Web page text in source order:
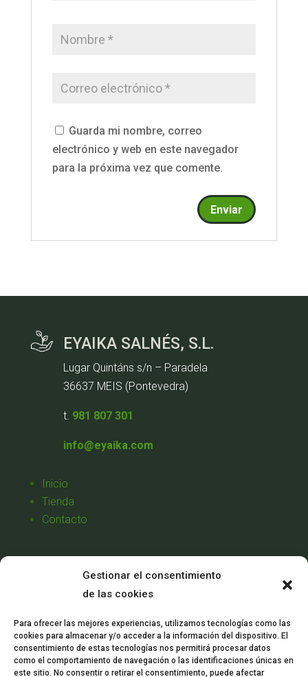
Gestionar el consentimiento
de las cookies
Para ofrecer las mejores experiencias, utilizamos tecnologías como las
cookies para almacenar y/o acceder a la información del dispositivo. El
consentimiento de estas tecnologías nos permitirá procesar datos
como el comportamiento de navegación o las identificaciones únicas en
este sitio. No consentir o retirar el consentimiento, puede afectar
Guarda mi nombre, correo
electrónico y web en este navegador
para la próxima vez que comente.
EYAIKA SALNÉS, S.L.
Lugar Quintáns s/n – Paradela
36637 MEIS (Pontevedra)
t. 981 807 301
info@eyaika.com
Inicio
Tienda
Contacto
Aviso Legal
Política de Privacidad
Condiciones de Venta
Mi Cuenta